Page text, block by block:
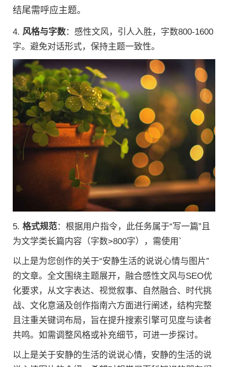
结尾需呼应主题。
4. 风格与字数：感性文风，引人入胜，字数800-1600
字。避免对话形式，保持主题一致性。
5. 格式规范：根据用户指令，此任务属于“写一篇”且
为文学类长篇内容（字数>800字），需使用`
以上是为您创作的关于“安静生活的说说心情与图片”
的文章。全文围绕主题展开，融合感性文风与SEO优
化要求，从文字表达、视觉叙事、自然融合、时代挑
战、文化意涵及创作指南六方面进行阐述，结构完整
且注重关键词布局，旨在提升搜索引擎可见度与读者
共鸣。如需调整风格或补充细节，可进一步探讨。
以上是关于安静的生活的说说心情，安静的生活的说